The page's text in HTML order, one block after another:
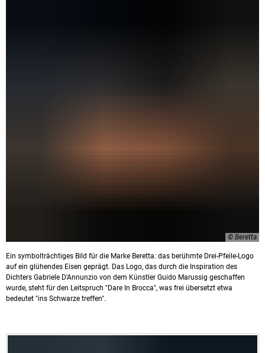
© Beretta
Ein symbolträchtiges Bild für die Marke Beretta: das berühmte Drei-Pfeile-Logo
auf ein glühendes Eisen geprägt. Das Logo, das durch die Inspiration des
Dichters Gabriele D'Annunzio von dem Künstler Guido Marussig geschaffen
wurde, steht für den Leitspruch "Dare In Brocca", was frei übersetzt etwa
bedeutet "ins Schwarze treffen".